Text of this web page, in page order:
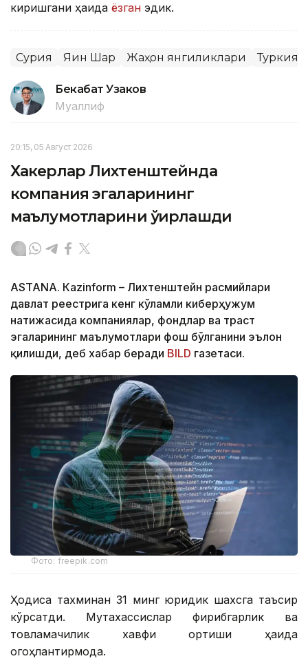
киришгани ҳақида ёзган эдик.
Сурия Яқин Шарқ Жаҳон янгиликлари Туркия
Бекабат Узаков
Муаллиф
20:15, 05 Август 2026
Хакерлар Лихтенштейнда
компания эгаларининг
маълумотларини ўғирлашди
ASTANА. Кazinform – Лихтенштейн расмийлари
давлат реестрига кенг кўламли киберҳужум
натижасида компаниялар, фондлар ва траст
эгаларининг маълумотлари фош бўлганини эълон
қилишди, деб хабар беради BILD газетаси.
Фото: freepik.com
Ҳодиса тахминан 31 минг юридик шахсга таъсир
кўрсатди. Мутахассислар фирибгарлик ва
товламачилик хавфи ортиши ҳақида
огоҳлантирмоқда.